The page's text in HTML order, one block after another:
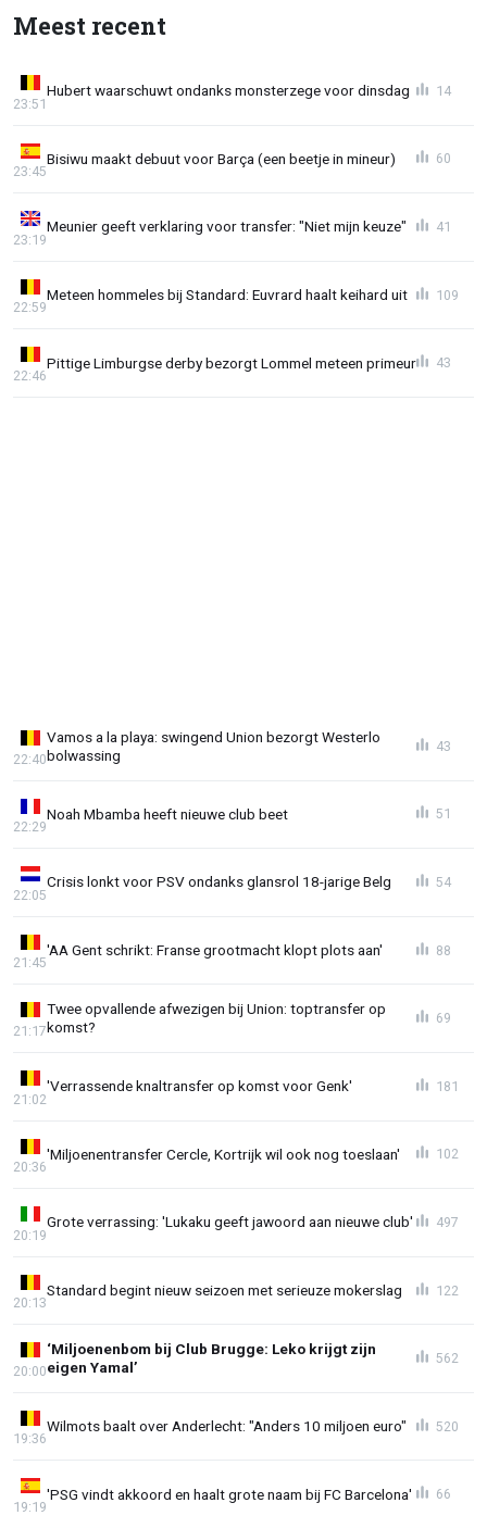
Meest recent
Hubert waarschuwt ondanks monsterzege voor dinsdag
23:51
14
Bisiwu maakt debuut voor Barça (een beetje in mineur)
23:45
60
Meunier geeft verklaring voor transfer: "Niet mijn keuze"
23:19
41
Meteen hommeles bij Standard: Euvrard haalt keihard uit
22:59
109
Pittige Limburgse derby bezorgt Lommel meteen primeur
22:46
43
Vamos a la playa: swingend Union bezorgt Westerlo
bolwassing
22:40
43
Noah Mbamba heeft nieuwe club beet
22:29
51
Crisis lonkt voor PSV ondanks glansrol 18-jarige Belg
22:05
54
'AA Gent schrikt: Franse grootmacht klopt plots aan'
21:45
88
Twee opvallende afwezigen bij Union: toptransfer op
komst?
21:17
69
'Verrassende knaltransfer op komst voor Genk'
21:02
181
'Miljoenentransfer Cercle, Kortrijk wil ook nog toeslaan'
20:36
102
Grote verrassing: 'Lukaku geeft jawoord aan nieuwe club'
20:19
497
Standard begint nieuw seizoen met serieuze mokerslag
20:13
122
‘Miljoenenbom bij Club Brugge: Leko krijgt zijn
eigen Yamal’
20:00
562
Wilmots baalt over Anderlecht: "Anders 10 miljoen euro"
19:36
520
'PSG vindt akkoord en haalt grote naam bij FC Barcelona'
19:19
66